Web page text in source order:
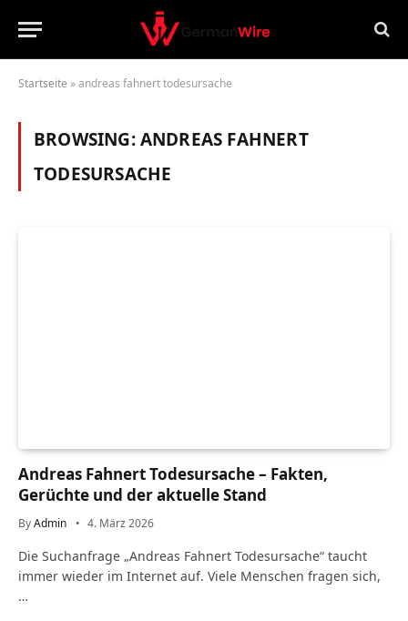
Startseite »andreas fahnert todesursache
BROWSING:ANDREAS FAHNERT
TODESURSACHE
Andreas Fahnert Todesursache – Fakten,
Gerüchte und der aktuelle Stand
ByAdmin 4. März 2026
Die Suchanfrage „Andreas Fahnert Todesursache“ taucht
immer wieder im Internet auf. Viele Menschen fragen sich,
…